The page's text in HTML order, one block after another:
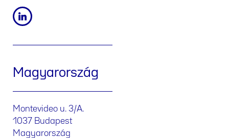
Magyarország
Montevideo u. 3/A.
1037 Budapest
Magyarország